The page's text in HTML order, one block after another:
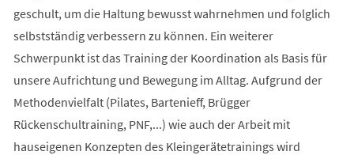
geschult, um die Haltung bewusst wahrnehmen und folglich
selbstständig verbessern zu können. Ein weiterer
Schwerpunkt ist das Training der Koordination als Basis für
unsere Aufrichtung und Bewegung im Alltag. Aufgrund der
Methodenvielfalt (Pilates, Bartenieff, Brügger
Rückenschultraining, PNF,...) wie auch der Arbeit mit
hauseigenen Konzepten des Kleingerätetrainings wird